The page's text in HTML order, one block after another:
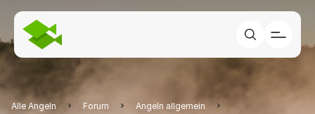
Alle Angeln Forum
Angeln allgemein